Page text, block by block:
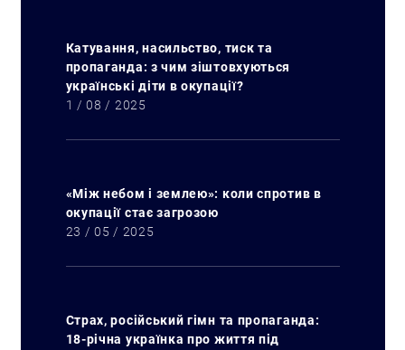
Катування, насильство, тиск та
пропаганда: з чим зіштовхуються
українські діти в окупації?
1 / 08 / 2025
«Між небом і землею»: коли спротив в
окупації стає загрозою
23 / 05 / 2025
Страх, російський гімн та пропаганда:
18-річна українка про життя під